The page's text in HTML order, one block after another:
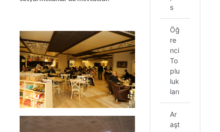
s
Öğ
re
nci
To
plu
luk
ları
Ar
aşt